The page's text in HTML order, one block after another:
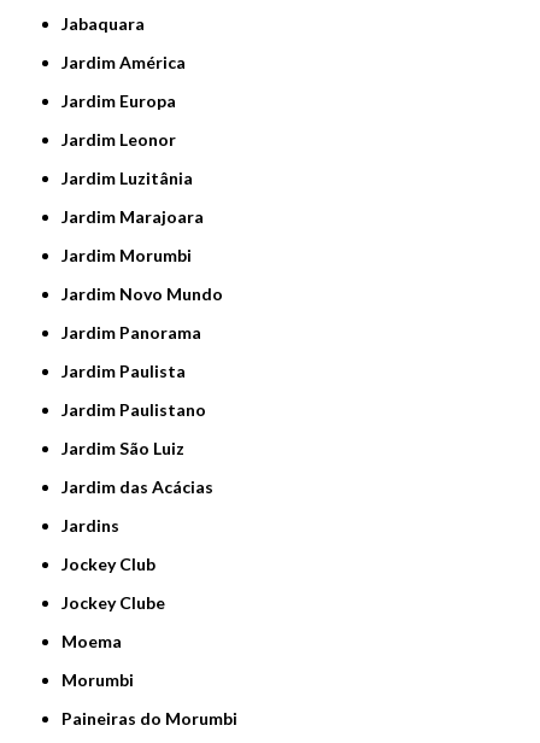
Jabaquara
Jardim América
Jardim Europa
Jardim Leonor
Jardim Luzitânia
Jardim Marajoara
Jardim Morumbi
Jardim Novo Mundo
Jardim Panorama
Jardim Paulista
Jardim Paulistano
Jardim São Luiz
Jardim das Acácias
Jardins
Jockey Club
Jockey Clube
Moema
Morumbi
Paineiras do Morumbi